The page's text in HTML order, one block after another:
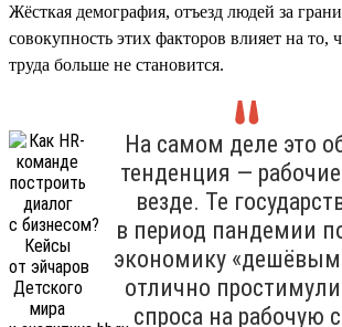
Жёсткая демография, отъезд людей за
совокупность этих факторов влияет на то,
труда больше не становится.
На самом деле это
тенденция —
везде. Те
в период пандемии
экономику
отлично
спроса на рабочую